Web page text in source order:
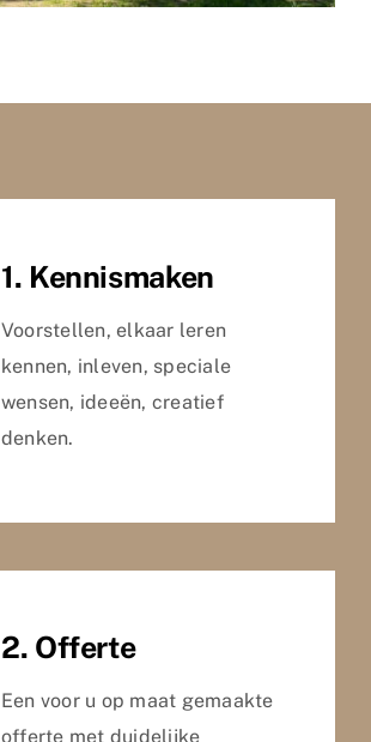
1. Kennismaken
Voorstellen, elkaar leren
kennen, inleven, speciale
wensen, ideeën, creatief
denken.
2. Offerte
Een voor u op maat gemaakte
offerte met duidelijke